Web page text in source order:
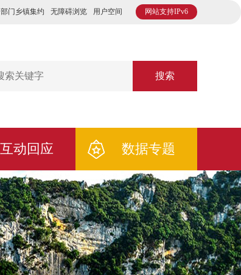
网站支持IPv6
部门乡镇集约 无障碍浏览 用户空间
搜索
互动回应 数据专题